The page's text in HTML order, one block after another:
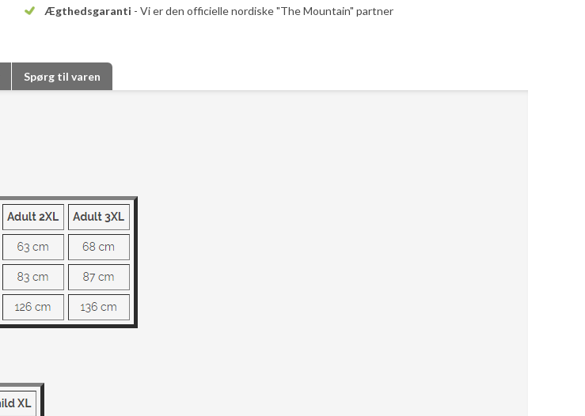
Ægthedsgaranti - Vi er den officielle nordiske "The Mountain" partner
Spørg til varen